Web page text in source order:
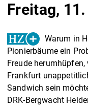
Freitag,
Warum in
Pionierbäume ein
Freude
Frankfurt
Sandwich sein
DRK-Bergwacht